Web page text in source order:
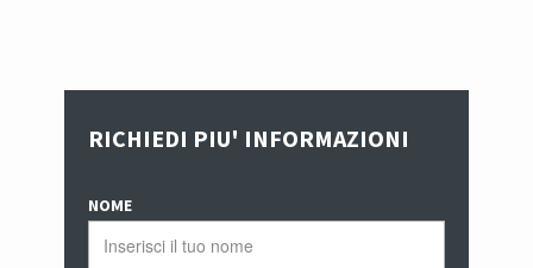
RICHIEDI PIU' INFORMAZIONI
NOME